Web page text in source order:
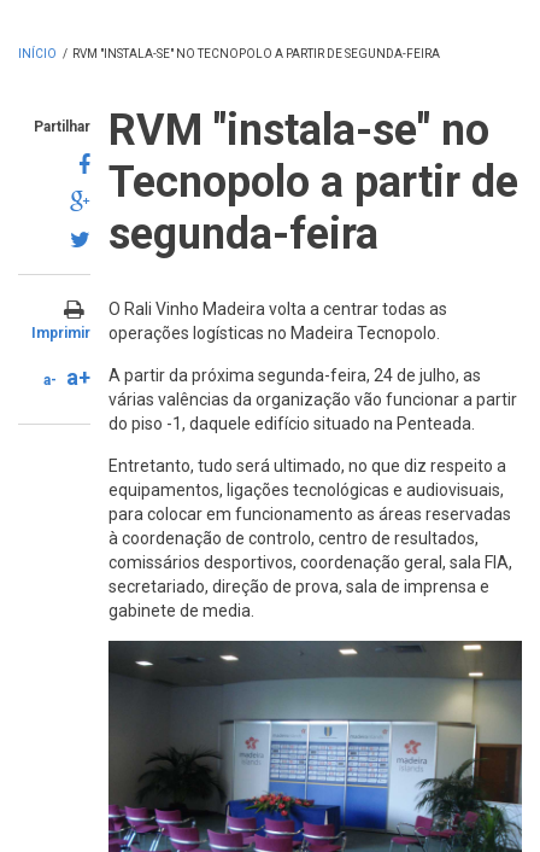
INÍCIO / RVM "INSTALA-SE" NO TECNOPOLO A PARTIR DE SEGUNDA-FEIRA
Partilhar
Imprimir
a- a+
RVM "instala-se" no
Tecnopolo a partir de
segunda-feira
O Rali Vinho Madeira volta a centrar todas as
operações logísticas no Madeira Tecnopolo.
A partir da próxima segunda-feira, 24 de julho, as
várias valências da organização vão funcionar a partir
do piso -1, daquele edifício situado na Penteada.
Entretanto, tudo será ultimado, no que diz respeito a
equipamentos, ligações tecnológicas e audiovisuais,
para colocar em funcionamento as áreas reservadas
à coordenação de controlo, centro de resultados,
comissários desportivos, coordenação geral, sala FIA,
secretariado, direção de prova, sala de imprensa e
gabinete de media.